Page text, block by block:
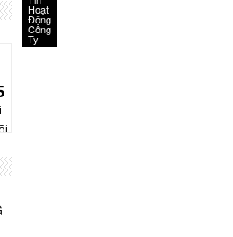
Hoạt
Động
Công
Ty